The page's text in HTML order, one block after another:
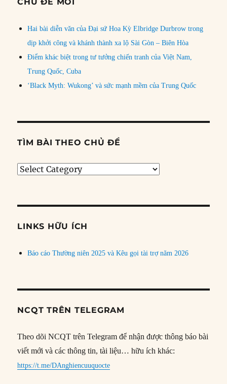
Hai bài diễn văn của Đại sứ Hoa Kỳ Elbridge Durbrow trong
dịp khởi công và khánh thành xa lộ Sài Gòn – Biên Hòa
Điểm khác biệt trong tư tưởng chiến tranh của Việt Nam,
Trung Quốc, Cuba
‘Black Myth: Wukong’ và sức mạnh mềm của Trung Quốc
TÌM BÀI THEO CHỦ ĐỀ
Tìm
đề
LINKS HỮU ÍCH
Báo cáo Thường niên 2025 và Kêu gọi tài trợ năm 2026
NCQT TRÊN TELEGRAM
Theo dõi NCQT trên Telegram để nhận được thông báo bài
viết mới và các thông tin, tài liệu… hữu ích khác:
https://t.me/DAnghiencuuquocte